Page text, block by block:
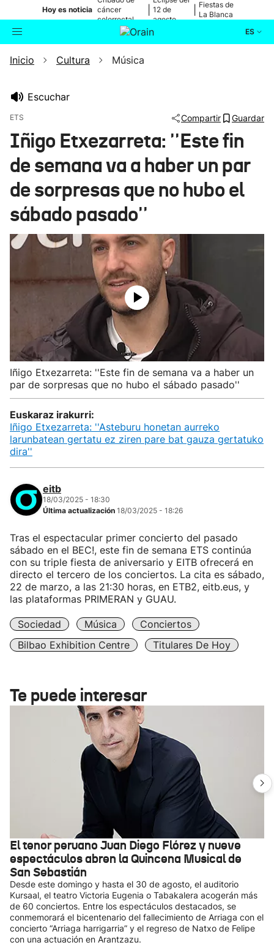
Hoy es noticia cáncer
colorrectal
12 de
agosto
Fiestas de
La Blanca
ES
Buscador Actualidad
Ikusmiran
Eguraldia
Inicio Cultura Música
Escuchar
ETS Compartir Guardar
Iñigo Etxezarreta: ''Este fin
de semana va a haber un par
de sorpresas que no hubo el
sábado pasado''
Iñigo Etxezarreta: ''Este fin de semana va a haber un
par de sorpresas que no hubo el sábado pasado''
Euskaraz irakurri:
Iñigo Etxezarreta: ''Asteburu honetan aurreko
larunbatean gertatu ez ziren pare bat gauza gertatuko
dira''
eitb
18/03/2025 - 18:30
Última actualización 18/03/2025 - 18:26
Tras el espectacular primer concierto del pasado
sábado en el BEC!, este fin de semana ETS continúa
con su triple fiesta de aniversario y EITB ofrecerá en
directo el tercero de los conciertos. La cita es sábado,
22 de marzo, a las 21:30 horas, en ETB2, eitb.eus, y
las plataformas PRIMERAN y GUAU.
Sociedad Música
Conciertos
Bilbao Exhibition Centre
Titulares De Hoy
Te puede interesar
El tenor peruano Juan Diego Flórez y nueve
espectáculos abren la Quincena Musical de
San Sebastián
Desde este domingo y hasta el 30 de agosto, el auditorio
Kursaal, el teatro Victoria Eugenia o Tabakalera acogerán más
de 60 conciertos. Entre los espectáculos destacados, se
conmemorará el bicentenario del fallecimiento de Arriaga con el
concierto “Arriaga harrigarria” y el regreso de Natxo de Felipe
con una actuación en Arantzazu.